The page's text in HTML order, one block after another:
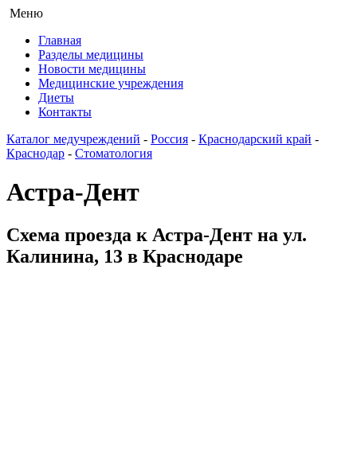
Меню
Главная
Разделы медицины
Новости медицины
Медицинские учреждения
Диеты
Контакты
Каталог медучреждений - Россия - Краснодарский край -
Краснодар - Стоматология
Астра-Дент
Схема проезда к Астра-Дент на ул.
Калинина, 13 в Краснодаре